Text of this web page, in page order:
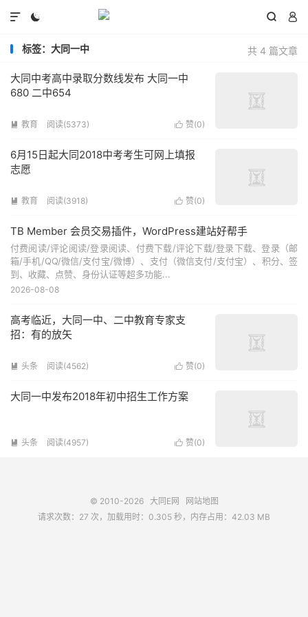
  

共 4 篇文章
标签：大同一中
大同中考高中录取分数线发布 大同一中
680 二中654
 赞(0)
 教育 阅读(5373)
6月15日起大同2018中考考生可网上填报
志愿
 赞(0)
 教育 阅读(3918)
TB Member 会员交易插件，WordPress建站好帮手
付费阅读/评论阅读/登录阅读、付费下载/评论下载/登录下载、登录（邮
箱/手机/QQ/微信/支付宝/微博）、支付（微信支付/支付宝）、积分、签
到、收藏、点赞、身份认证等超多功能...
2026-08-08
高考临近，大同一中、二中教育专家支
招：有的放矢
 赞(0)
 头条 阅读(4562)
大同一中发布2018年初中招生工作方案
 赞(0)
 头条 阅读(4957)
© 2010-2026 大同E网
网站地图
请求次数：27 次，加载用时：0.305 秒，内存占用：42.03 MB